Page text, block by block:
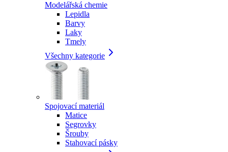
Modelářská chemie
Lepidla
Barvy
Laky
Tmely
Všechny kategorie
Spojovací materiál
Matice
Segrovky
Šrouby
Stahovací pásky